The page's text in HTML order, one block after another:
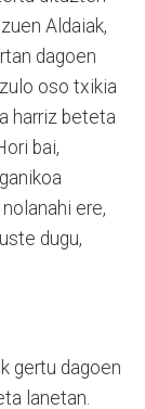
Aldaiak,
dagoen
oso txikia
harriz beteta
bai,
ere,
dugu,
gertu dagoen
lanetan.